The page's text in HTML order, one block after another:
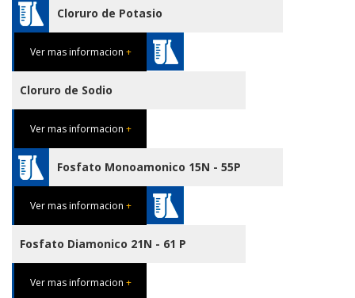
Cloruro de Potasio
Ver mas informacion +
Cloruro de Sodio
Ver mas informacion +
Fosfato Monoamonico 15N - 55P
Ver mas informacion +
Fosfato Diamonico 21N - 61 P
Ver mas informacion +